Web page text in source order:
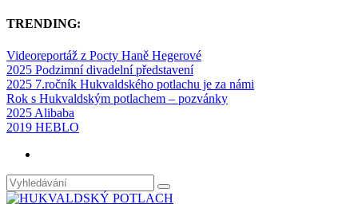
TRENDING:
Videoreportáž z Pocty Haně Hegerové
2025 Podzimní divadelní představení
2025 7.ročník Hukvaldského potlachu je za námi
Rok s Hukvaldským potlachem – pozvánky
2025 Alibaba
2019 HEBLO